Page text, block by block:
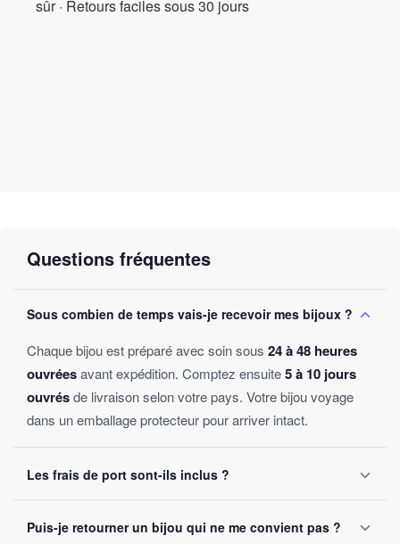
sûr · Retours faciles sous 30 jours
Questions fréquentes
Sous combien de temps vais-je recevoir mes bijoux ?
Chaque bijou est préparé avec soin sous 24 à 48 heures
ouvréesavant expédition. Comptez ensuite5 à 10 jours
ouvrésde livraison selon votre pays. Votre bijou voyage
dans un emballage protecteur pour arriver intact.
Les frais de port sont-ils inclus ?
sans montant minimum d'achat. Votre bijou part sous 24 à
Puis-je retourner un bijou qui ne me convient pas ?